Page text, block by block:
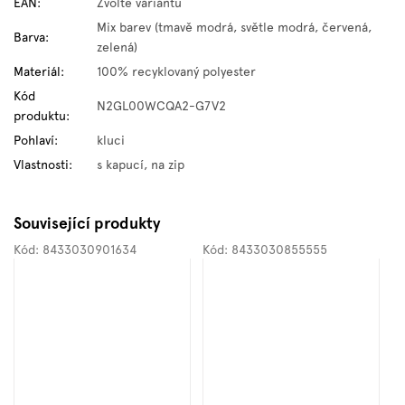
Barva:
Mix barev (tmavě modrá, světle modrá, červená,
zelená)
Materiál:
100% recyklovaný polyester
Kód
produktu:
N2GL00WCQA2-G7V2
Pohlaví:
kluci
Vlastnosti: s kapucí, na zip
Související produkty
Kód: 8433030901634 Kód: 8433030855555